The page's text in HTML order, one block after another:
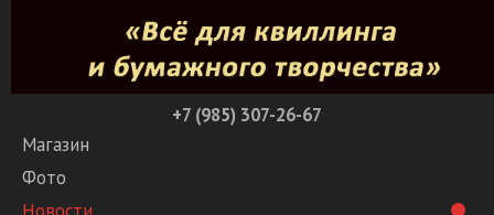
+7 (985) 307-26-67
Магазин
Фото